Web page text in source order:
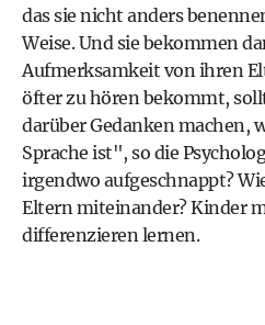
das sie nicht anders
Weise. Und sie bekommen
Aufmerksamkeit von ihren
öfter zu hören bekommt,
darüber Gedanken machen,
Sprache ist", so die
irgendwo aufgeschnappt?
Eltern miteinander? Kinder
differenzieren lernen.